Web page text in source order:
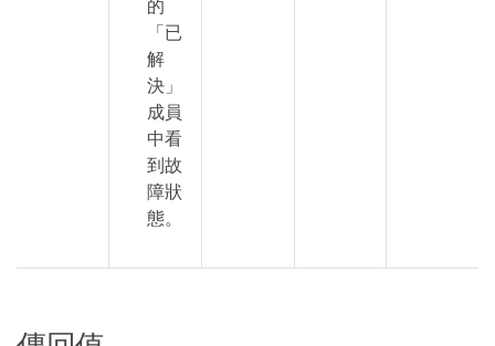
的
「已
解
決」
成員
中看
到故
障狀
態。